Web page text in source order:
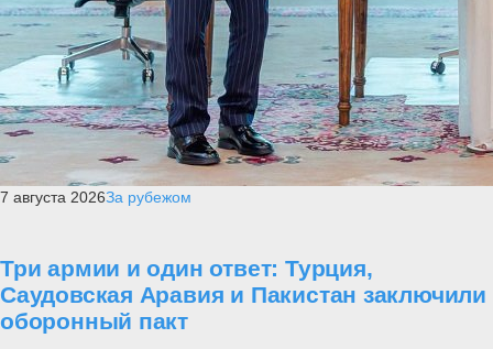
7 августа 2026За рубежом
Три армии и один ответ: Турция,
Саудовская Аравия и Пакистан заключили
оборонный пакт